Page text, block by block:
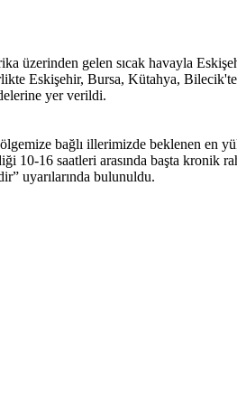
gelen sıcak havayla
Eskişehir, Bursa, Kütahya,
yer verildi.
bağlı illerimizde beklenen en
10-16 saatleri arasında başta kronik
uyarılarında bulunuldu.